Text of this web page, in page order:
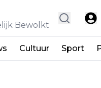
Bewolkt
Cultuur Sport